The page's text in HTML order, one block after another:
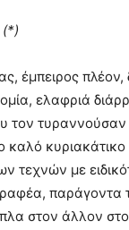
έμπειρος
ελαφριά
τον
καλό
τεχνών με
παράγοντα
στον άλλον στο